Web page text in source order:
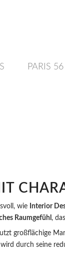
PARIS
wie Interior
Raumgefühl ,
großflächige
durch seine